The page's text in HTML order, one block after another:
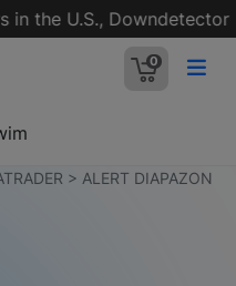
U.S., Downdetector
0
> ALERT DIAPAZON